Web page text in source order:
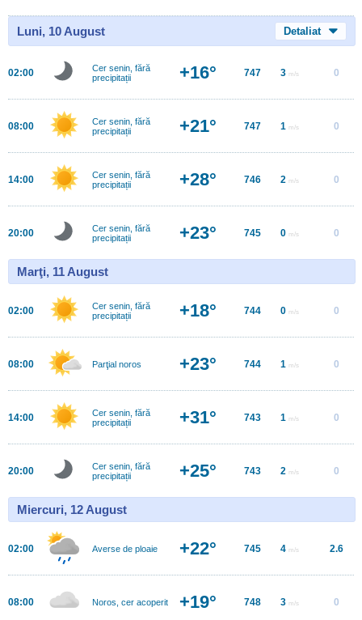
Luni, 10 August Detaliat
02:00
Cer senin, fără
precipitații
+16° 747 3 m/s 0
08:00
Cer senin, fără
precipitații
+21° 747 1 m/s 0
14:00
Cer senin, fără
precipitații
+28° 746 2 m/s 0
20:00
Cer senin, fără
precipitații
+23° 745 0 m/s 0
Marţi, 11 August
02:00
Cer senin, fără
precipitații
+18° 744 0 m/s 0
08:00 Parţial noros +23° 744 1 m/s 0
14:00
Cer senin, fără
precipitații
+31° 743 1 m/s 0
20:00
Cer senin, fără
precipitații
+25° 743 2 m/s 0
Miercuri, 12 August
02:00 Averse de ploaie +22° 745 4 m/s 2.6
08:00 Noros, cer acoperit +19° 748 3 m/s 0